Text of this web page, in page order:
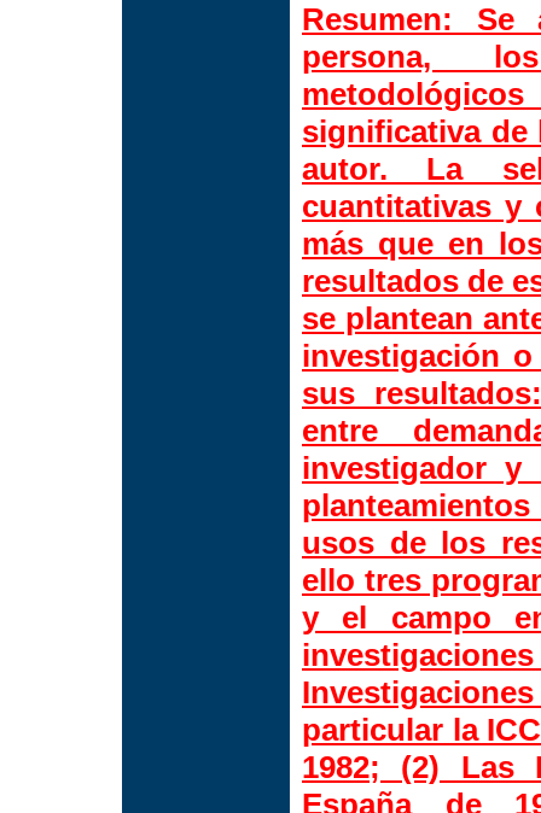
Resumen: Se
persona,
significativa de
autor. La
cuantitativas y
más que en
resultados de
se plantean
investigación
sus
entre
investigador y
usos de los
ello tres
y el campo
particular la
1982; (2) Las
España de